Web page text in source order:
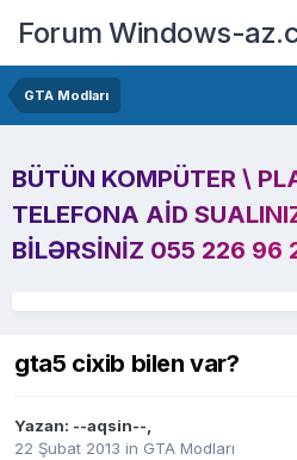
Forum Windows-
GTA Modları
BÜTÜN KOMPÜTER \
TELEFONA AID
BILƏRSINIZ 055 226 96
gta5 cixib bilen var?
Yazan: --aqsin--,
22 Şubat 2013 in GTA Modları